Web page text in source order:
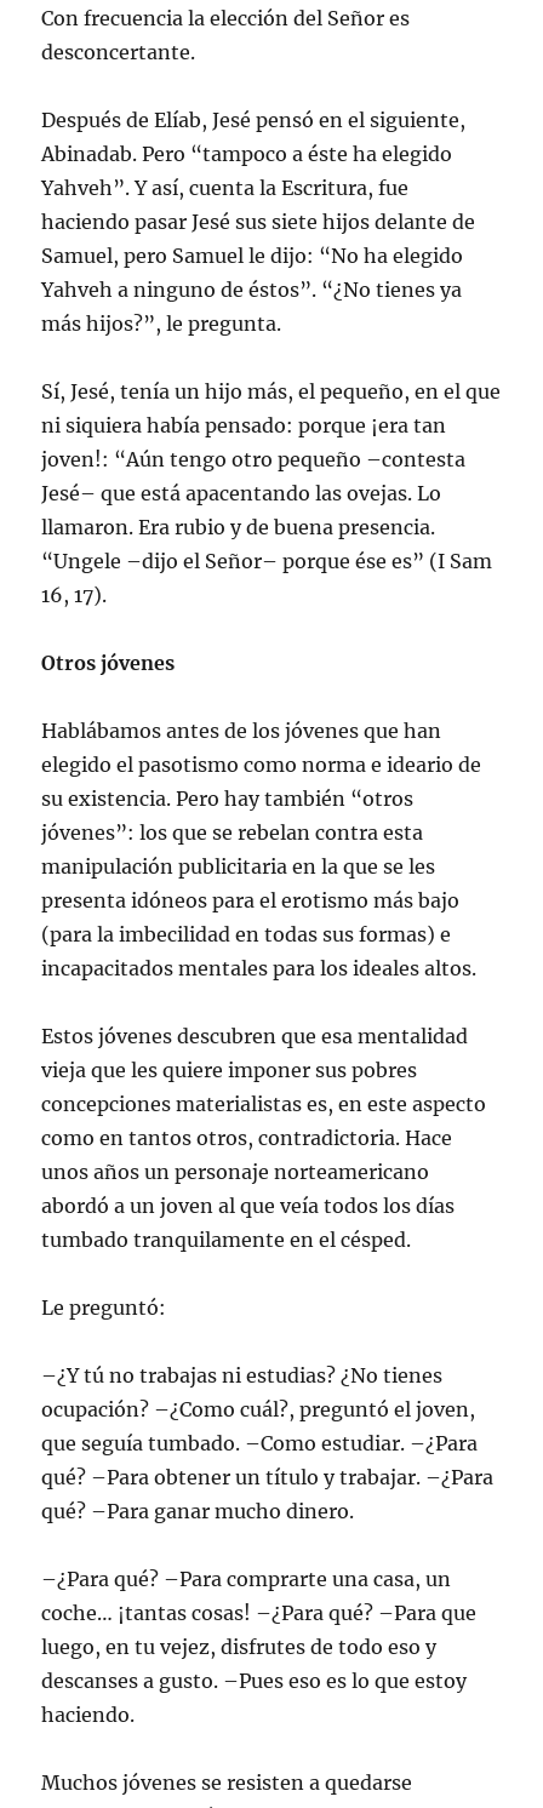
Con frecuencia la elección del Señor es
desconcertante.
Después de Elíab, Jesé pensó en el siguiente,
Abinadab. Pero “tampoco a éste ha elegido
Yahveh”. Y así, cuenta la Escritura, fue
haciendo pasar Jesé sus siete hijos delante de
Samuel, pero Samuel le dijo: “No ha elegido
Yahveh a ninguno de éstos”. “¿No tienes ya
más hijos?”, le pregunta.
Sí, Jesé, tenía un hijo más, el pequeño, en el que
ni siquiera había pensado: porque ¡era tan
joven!: “Aún tengo otro pequeño –contesta
Jesé– que está apacentando las ovejas. Lo
llamaron. Era rubio y de buena presencia.
“Ungele –dijo el Señor– porque ése es” (I Sam
16, 17).
Otros jóvenes
Hablábamos antes de los jóvenes que han
elegido el pasotismo como norma e ideario de
su existencia. Pero hay también “otros
jóvenes”: los que se rebelan contra esta
manipulación publicitaria en la que se les
presenta idóneos para el erotismo más bajo
(para la imbecilidad en todas sus formas) e
incapacitados mentales para los ideales altos.
Estos jóvenes descubren que esa mentalidad
vieja que les quiere imponer sus pobres
concepciones materialistas es, en este aspecto
como en tantos otros, contradictoria. Hace
unos años un personaje norteamericano
abordó a un joven al que veía todos los días
tumbado tranquilamente en el césped.
Le preguntó:
–¿Y tú no trabajas ni estudias? ¿No tienes
ocupación? –¿Como cuál?, preguntó el joven,
que seguía tumbado. –Como estudiar. –¿Para
qué? –Para obtener un título y trabajar. –¿Para
qué? –Para ganar mucho dinero.
–¿Para qué? –Para comprarte una casa, un
coche… ¡tantas cosas! –¿Para qué? –Para que
luego, en tu vejez, disfrutes de todo eso y
descanses a gusto. –Pues eso es lo que estoy
haciendo.
Muchos jóvenes se resisten a quedarse